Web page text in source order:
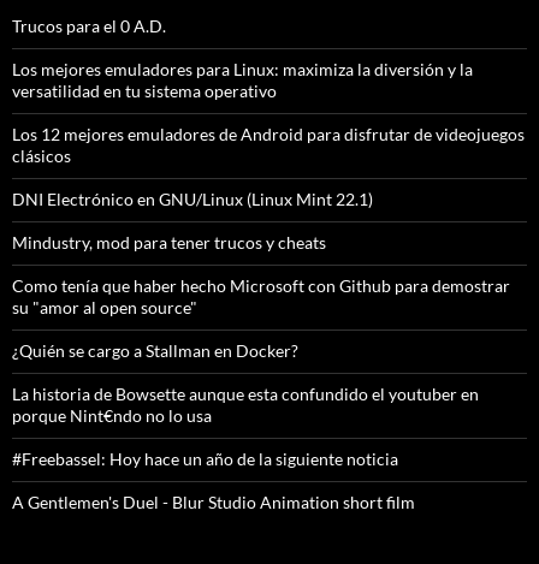
Trucos para el 0 A.D.
Los mejores emuladores para Linux: maximiza la diversión y la
versatilidad en tu sistema operativo
Los 12 mejores emuladores de Android para disfrutar de videojuegos
clásicos
DNI Electrónico en GNU/Linux (Linux Mint 22.1)
Mindustry, mod para tener trucos y cheats
Como tenía que haber hecho Microsoft con Github para demostrar
su "amor al open source"
¿Quién se cargo a Stallman en Docker?
La historia de Bowsette aunque esta confundido el youtuber en
porque Nint€ndo no lo usa
#Freebassel: Hoy hace un año de la siguiente noticia
A Gentlemen's Duel - Blur Studio Animation short film